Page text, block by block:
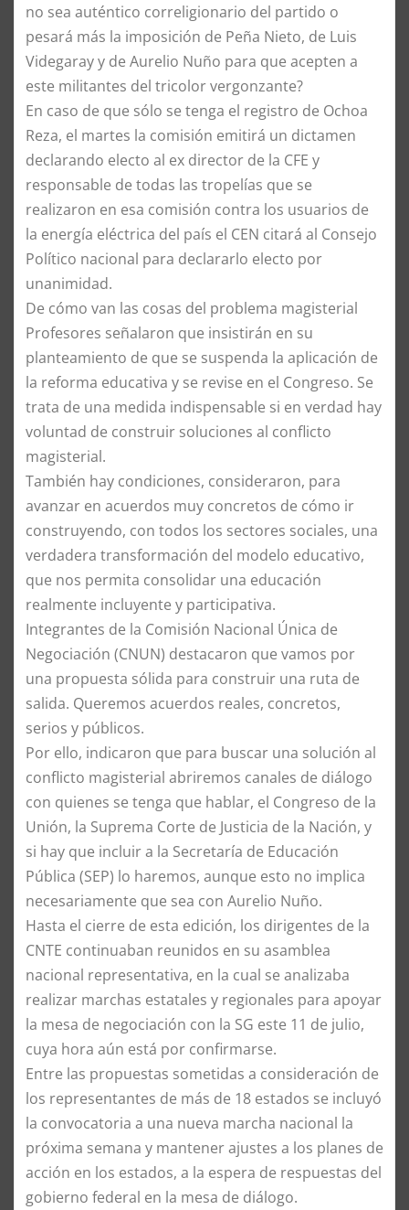
no sea auténtico correligionario del partido o
pesará más la imposición de Peña Nieto, de Luis
Videgaray y de Aurelio Nuño para que acepten a
este militantes del tricolor vergonzante?
En caso de que sólo se tenga el registro de Ochoa
Reza, el martes la comisión emitirá un dictamen
declarando electo al ex director de la CFE y
responsable de todas las tropelías que se
realizaron en esa comisión contra los usuarios de
la energía eléctrica del país el CEN citará al Consejo
Político nacional para declararlo electo por
unanimidad.
De cómo van las cosas del problema magisterial
Profesores señalaron que insistirán en su
planteamiento de que se suspenda la aplicación de
la reforma educativa y se revise en el Congreso. Se
trata de una medida indispensable si en verdad hay
voluntad de construir soluciones al conflicto
magisterial.
También hay condiciones, consideraron, para
avanzar en acuerdos muy concretos de cómo ir
construyendo, con todos los sectores sociales, una
verdadera transformación del modelo educativo,
que nos permita consolidar una educación
realmente incluyente y participativa.
Integrantes de la Comisión Nacional Única de
Negociación (CNUN) destacaron que vamos por
una propuesta sólida para construir una ruta de
salida. Queremos acuerdos reales, concretos,
serios y públicos.
Por ello, indicaron que para buscar una solución al
conflicto magisterial abriremos canales de diálogo
con quienes se tenga que hablar, el Congreso de la
Unión, la Suprema Corte de Justicia de la Nación, y
si hay que incluir a la Secretaría de Educación
Pública (SEP) lo haremos, aunque esto no implica
necesariamente que sea con Aurelio Nuño.
Hasta el cierre de esta edición, los dirigentes de la
CNTE continuaban reunidos en su asamblea
nacional representativa, en la cual se analizaba
realizar marchas estatales y regionales para apoyar
la mesa de negociación con la SG este 11 de julio,
cuya hora aún está por confirmarse.
Entre las propuestas sometidas a consideración de
los representantes de más de 18 estados se incluyó
la convocatoria a una nueva marcha nacional la
próxima semana y mantener ajustes a los planes de
acción en los estados, a la espera de respuestas del
gobierno federal en la mesa de diálogo.